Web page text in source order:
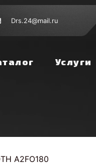
Drs.24@mail.ru
Услуги
A2FO180